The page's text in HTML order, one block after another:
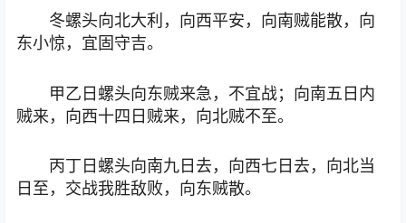
冬螺头向北大利，向西平安，向南贼能散，向
东小惊，宜固守吉。
甲乙日螺头向东贼来急，不宜战；向南五日内
贼来，向西十四日贼来，向北贼不至。
丙丁日螺头向南九日去，向西七日去，向北当
日至，交战我胜敌败，向东贼散。